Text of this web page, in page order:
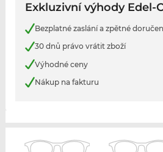
Exkluzivní výhody Edel-
Bezplatné zaslání a zpětné
30 dnů právo vrátit zboží
Výhodné ceny
Nákup na fakturu